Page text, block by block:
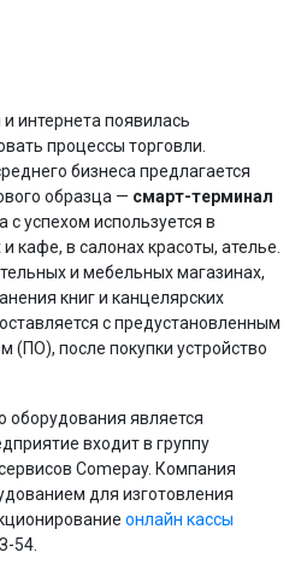
и интернета появилась
процессы торговли.
бизнеса предлагается
образца — смарт-терминал
с успехом используется в
кафе, в салонах красоты, ателье.
и мебельных магазинах,
книг и канцелярских
с предустановленным
после покупки устройство
оборудования является
входит в группу
Comepay. Компания
для изготовления
онлайн кассы
54.